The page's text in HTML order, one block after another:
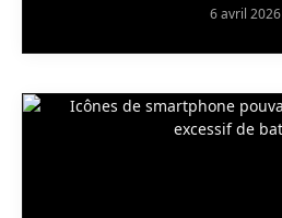
6 avril 2026